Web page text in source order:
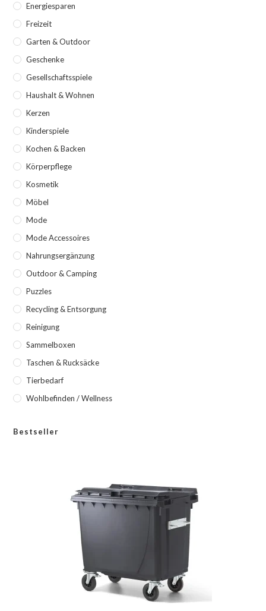
Energiesparen
Freizeit
Garten & Outdoor
Geschenke
Gesellschaftsspiele
Haushalt & Wohnen
Kerzen
Kinderspiele
Kochen & Backen
Körperpflege
Kosmetik
Möbel
Mode
Mode Accessoires
Nahrungsergänzung
Outdoor & Camping
Puzzles
Recycling & Entsorgung
Reinigung
Sammelboxen
Taschen & Rucksäcke
Tierbedarf
Wohlbefinden / Wellness
Bestseller